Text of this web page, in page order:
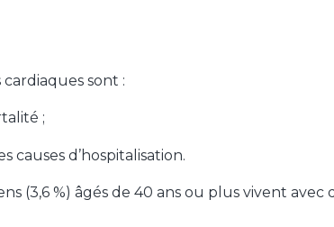
cardiaques sont :
;
causes d’hospitalisation.
(3,6 %) âgés de 40 ans ou plus vivent